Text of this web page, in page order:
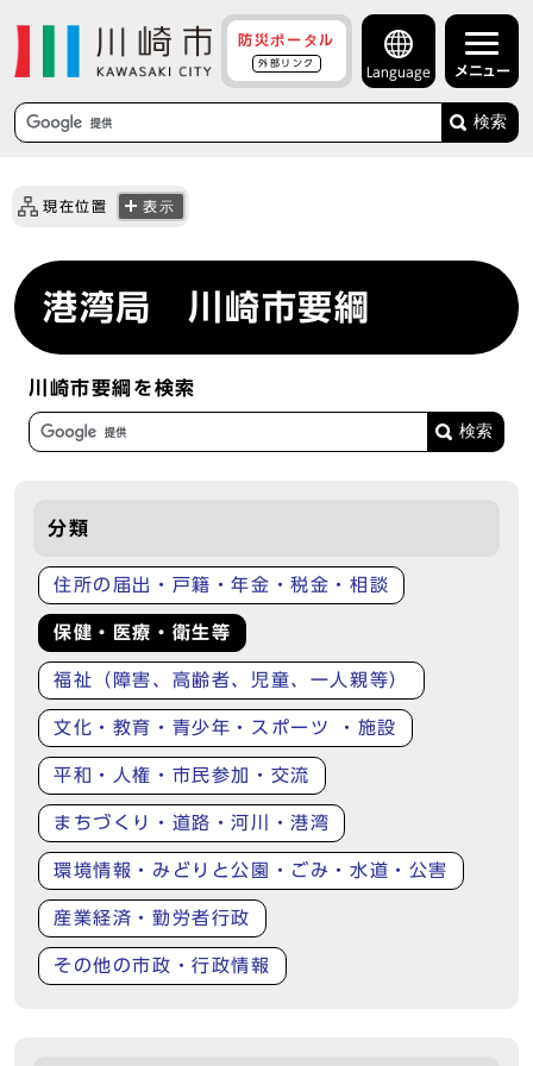
防災ポータル
外部リンク
Language メニュー
検索
現在位置 表示
港湾局 川崎市要綱
川崎市要綱を検索
分類
住所の届出・戸籍・年金・税金・相談
保健・医療・衛生等
福祉（障害、高齢者、児童、一人親等）
文化・教育・青少年・スポーツ ・施設
平和・人権・市民参加・交流
まちづくり・道路・河川・港湾
環境情報・みどりと公園・ごみ・水道・公害
産業経済・勤労者行政
その他の市政・行政情報